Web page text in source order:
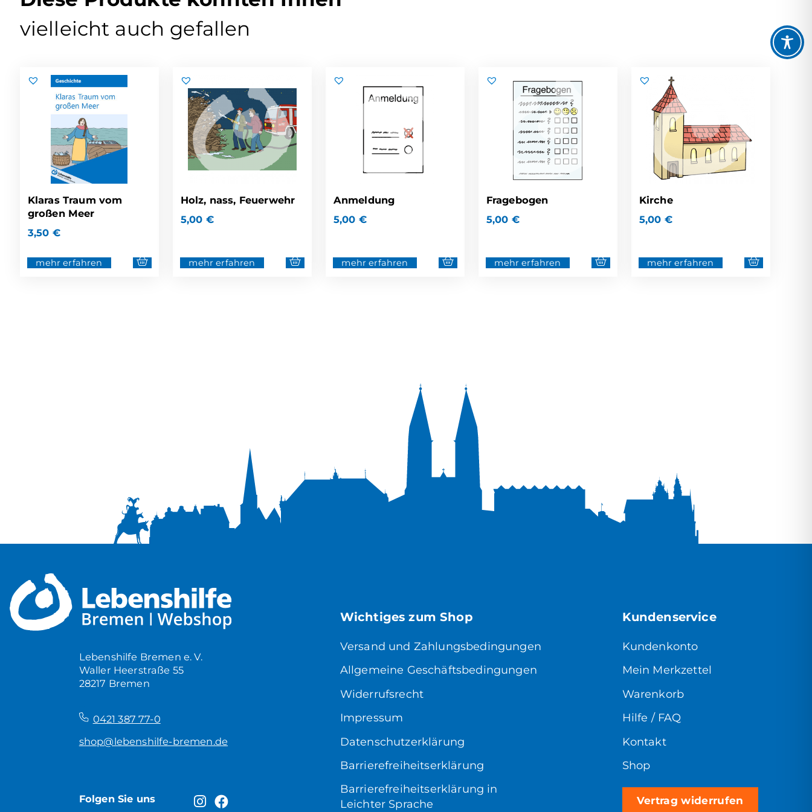
vielleicht auch gefallen
Klaras Traum vom
großen Meer
3,50 €
mehr erfahren
Holz, nass, Feuerwehr
5,00 €
mehr erfahren
Anmeldung
5,00 €
mehr erfahren
Fragebogen
5,00 €
mehr erfahren
Kirche
5,00 €
mehr erfahren
Lebenshilfe Bremen e. V.
Waller Heerstraße 55
28217 Bremen
0421 387 77-0
shop@lebenshilfe-bremen.de
Folgen Sie uns
Wichtiges zum Shop
Versand und Zahlungsbedingungen
Allgemeine Geschäftsbedingungen
Widerrufsrecht
Impressum
Datenschutzerklärung
Barrierefreiheitserklärung
Barrierefreiheitserklärung in
Leichter Sprache
Kundenservice
Kundenkonto
Mein Merkzettel
Warenkorb
Hilfe / FAQ
Kontakt
Shop
Vertrag widerrufen